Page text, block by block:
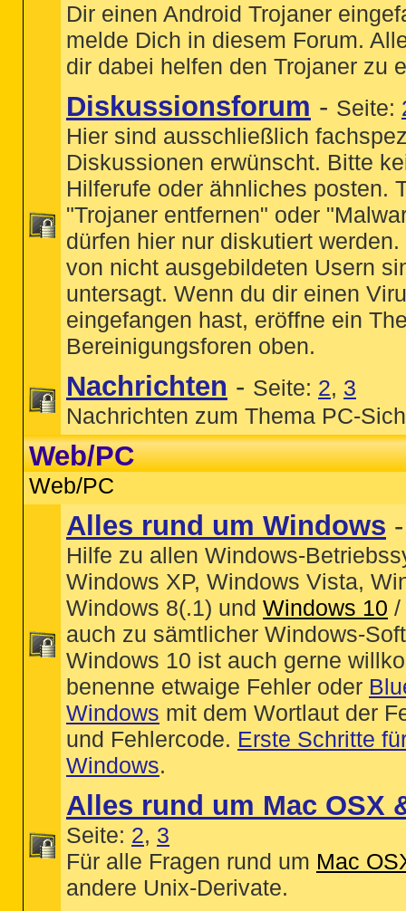
Dir einen Android Trojaner
melde Dich in diesem Forum.
dir dabei helfen den Trojaner zu
Diskussionsforum - Seite:
Hier sind ausschließlich
Diskussionen erwünscht. Bitte
Hilferufe oder ähnliches posten.
"Trojaner entfernen" oder
dürfen hier nur diskutiert
von nicht ausgebildeten Usern
untersagt. Wenn du dir einen
eingefangen hast, eröffne ein
Bereinigungsforen oben.
Nachrichten - Seite: 2, 3
Nachrichten zum Thema PC-
Web/PC
Web/PC
Alles rund um Windows
Hilfe zu allen Windows-
Windows XP, Windows Vista,
Windows 8(.1) und Windows 10 /
auch zu sämtlicher Windows-
Windows 10 ist auch gerne
benenne etwaige Fehler oder
Windows mit dem Wortlaut der
und Fehlercode. Erste Schritte
Windows.
Alles rund um Mac OSX
Seite: 2, 3
Für alle Fragen rund um Mac
andere Unix-Derivate.